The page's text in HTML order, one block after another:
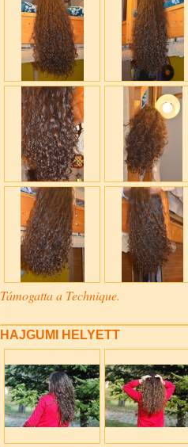
Támogatta a Technique.
HAJGUMI HELYETT